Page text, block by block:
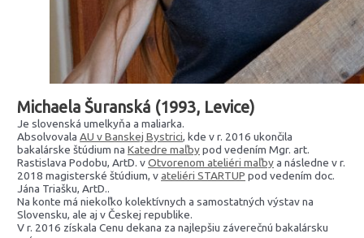
Michaela Šuranská (1993, Levice)
Je slovenská umelkyňa a maliarka.
AbsolvovalaAU v Banskej Bystrici, kde v r. 2016 ukončila
bakalárske štúdium naKatedre maľbypod vedením Mgr. art.
Rastislava Podobu, ArtD. vOtvorenom ateliéri maľbya následne v r.
2018 magisterské štúdium, vateliéri STARTUP pod vedením doc.
Jána Triašku, ArtD..
Na konte má niekoľko kolektívnych a samostatných výstav na
Slovensku, ale aj v Českej republike.
V r. 2016 získala Cenu dekana za najlepšiu záverečnú bakalársku